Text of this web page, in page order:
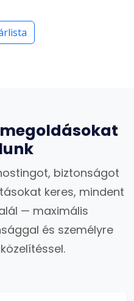
biztonságot
keres, mindent
— maximális
és személyre